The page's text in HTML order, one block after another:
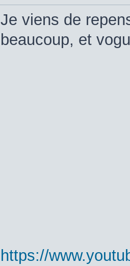
Je viens de
beaucoup, et
https://